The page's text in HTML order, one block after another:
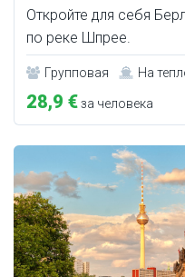
Откройте для себя
по реке Шпрее.
Групповая На
28,9 €за человека